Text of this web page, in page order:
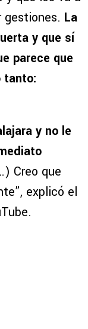
gestiones. La
y que sí
parece que
tanto:
y no le
Creo que
explicó el